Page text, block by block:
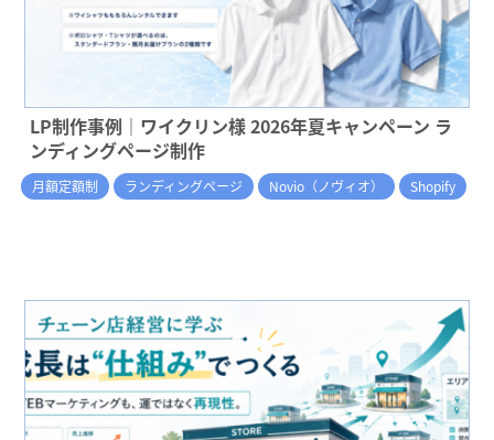
LP制作事例｜ワイクリン様 2026年夏キャンペーン ラ
ンディングページ制作
月額定額制 ランディングページ Novio（ノヴィオ） Shopify